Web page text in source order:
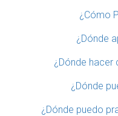
¿Cómo
¿Dónde
¿Dónde hacer
¿Dónde
¿Dónde puedo